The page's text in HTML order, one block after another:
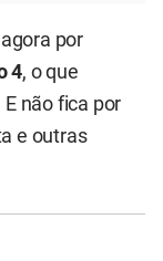
agora por
4, o que
E não fica por
e outras